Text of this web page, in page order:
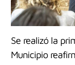
Se realizó la
Municipio